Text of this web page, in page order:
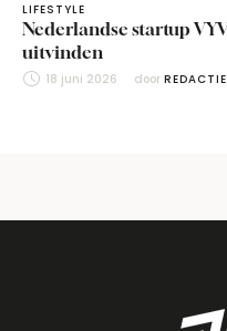
LIFESTYLE
Nederlandse startup
uitvinden
18 juni 2026 door REDACTIE